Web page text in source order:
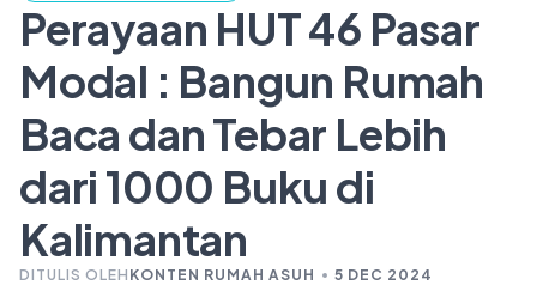
Perayaan HUT 46 Pasar
Modal : Bangun Rumah
Baca dan Tebar Lebih
dari 1000 Buku di
Kalimantan
DITULIS OLEH KONTEN RUMAH ASUH 5 DEC 2024